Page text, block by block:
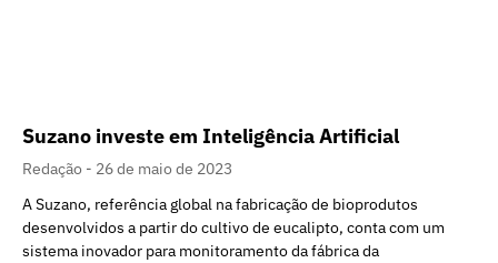
Suzano investe em Inteligência Artificial
Redação
26 de maio de 2023
A Suzano, referência global na fabricação de bioprodutos
desenvolvidos a partir do cultivo de eucalipto, conta com um
sistema inovador para monitoramento da fábrica da